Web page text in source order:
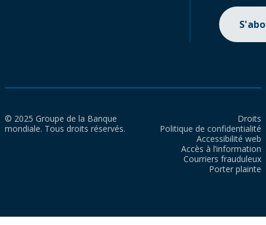
© 2025 Groupe de la Banque
mondiale. Tous droits réservés.
Droits
Politique de confidentialité
Accessibilité web
Accès à l’information
Courriers frauduleux
Porter plainte